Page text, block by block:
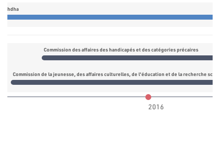
Commission des affaires des handicapés et des catégories précaires
Commission de la jeunesse, des affaires culturelles, de l'éducation et de la recherche
2016